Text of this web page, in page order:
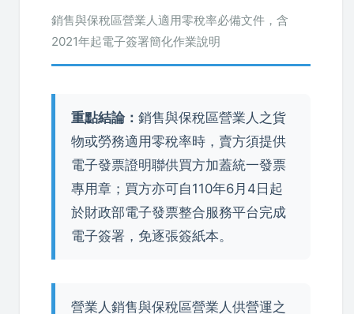
銷售與保稅區營業人適用零稅率必備文件，含
2021年起電子簽署簡化作業說明
重點結論： 銷售與保稅區營業人之貨
物或勞務適用零稅率時，賣方須提供
電子發票證明聯供買方加蓋統一發票
專用章；買方亦可自110年6月4日起
於財政部電子發票整合服務平台完成
電子簽署，免逐張簽紙本。
營業人銷售與保稅區營業人供營運之